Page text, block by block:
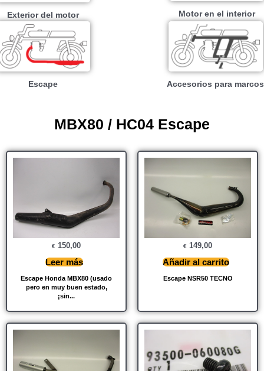
Exterior del motor Motor en el interior
Escape Accesorios para marcos
MBX80 / HC04 Escape
Escape Honda MBX80 (usado
pero en muy buen estado,
¡sin...
€ 150,00
Leer más
Escape NSR50 TECNO
€ 149,00
Añadir al carrito